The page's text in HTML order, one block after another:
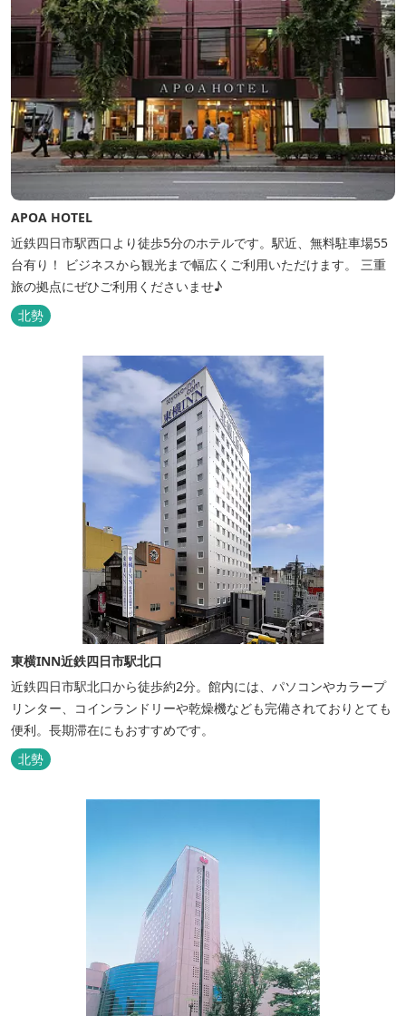
APOA HOTEL
近鉄四日市駅西口より徒歩5分のホテルです。駅近、無料駐車場55
台有り！ ビジネスから観光まで幅広くご利用いただけます。 三重
旅の拠点にぜひご利用くださいませ♪
北勢
東横INN近鉄四日市駅北口
近鉄四日市駅北口から徒歩約2分。館内には、パソコンやカラープ
リンター、コインランドリーや乾燥機なども完備されておりとても
便利。長期滞在にもおすすめです。
北勢